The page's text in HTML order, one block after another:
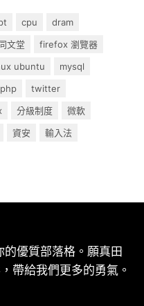
cpu
dram
文堂
firefox 瀏覽器
ubuntu
mysql
php
twitter
分級制度
微軟
資安 輸入法
優質部落格。願真田
帶給我們更多的勇氣。